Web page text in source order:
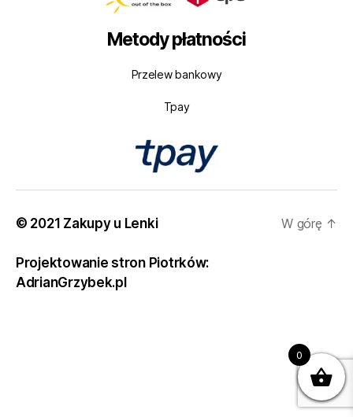
Metody płatności
Przelew bankowy
Tpay
© 2021 Zakupy u Lenki
Projektowanie stron Piotrków:
AdrianGrzybek.pl
W górę ↑
0